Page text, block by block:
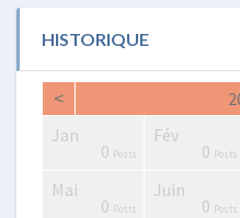
HISTORIQUE
<
Jan
0 Posts
Fév
0 Posts
Mai
0 Posts
Juin
0 Posts